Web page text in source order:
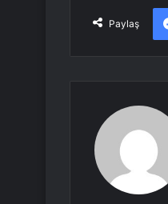
Paylaş